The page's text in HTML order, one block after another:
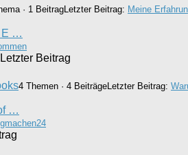
· 1 BeitragLetzter Beitrag: Meine
E …
Letzter Beitrag
4 Themen · 4 BeiträgeLetzter Beitrag:
…